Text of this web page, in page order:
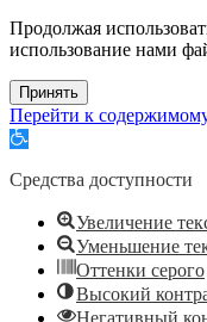
Продолжая
использование нами
Принять
Перейти к
Открыть
инструментов
Средства доступности
Увеличение
Уменьшение
Оттенки серого
Высокий